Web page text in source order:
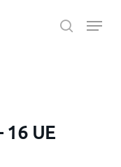
search
Menu
16 UE